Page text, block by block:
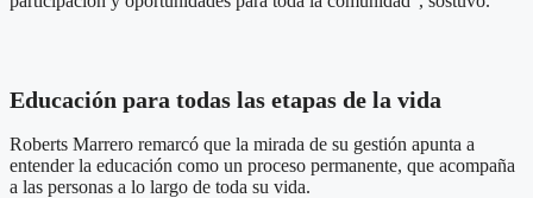
Educación para todas las etapas de la vida
Roberts Marrero remarcó que la mirada de su gestión apunta a
entender la educación como un proceso permanente, que acompaña
a las personas a lo largo de toda su vida.